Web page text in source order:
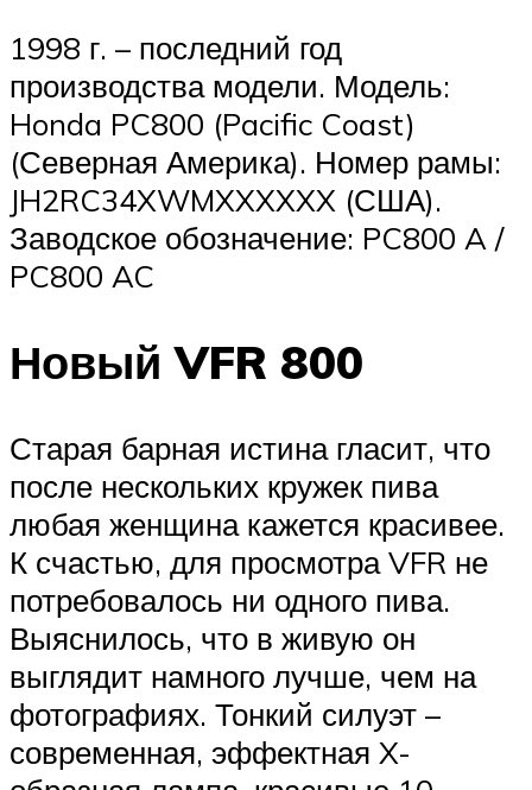
1998 г. – последний год
производства модели. Модель:
Honda PC800 (Pacific Coast)
(Северная Америка). Номер рамы:
JH2RC34XWMXXXXXX (США).
Заводское обозначение: PC800 A /
PC800 AC
Новый VFR 800
Старая барная истина гласит, что
после нескольких кружек пива
любая женщина кажется красивее.
К счастью, для просмотра VFR не
потребовалось ни одного пива.
Выяснилось, что в живую он
выглядит намного лучше, чем на
фотографиях. Тонкий силуэт –
современная, эффектная X-